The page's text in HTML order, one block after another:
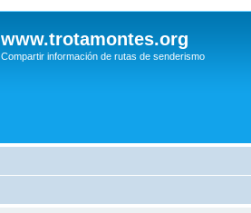
www.trotamontes.org
Compartir información de rutas de senderismo